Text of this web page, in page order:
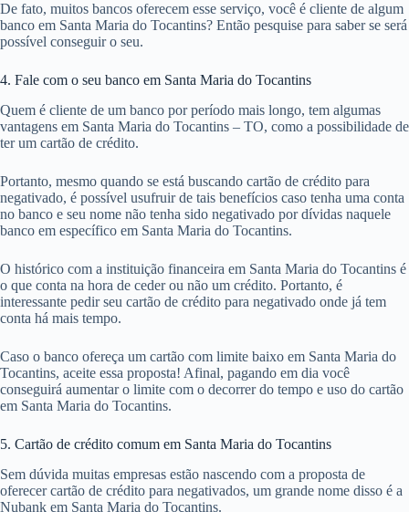
De fato, muitos bancos oferecem esse serviço, você é cliente de algum
banco em Santa Maria do Tocantins? Então pesquise para saber se será
possível conseguir o seu.
4. Fale com o seu banco em Santa Maria do Tocantins
Quem é cliente de um banco por período mais longo, tem algumas
vantagens em Santa Maria do Tocantins – TO, como a possibilidade de
ter um cartão de crédito.
Portanto, mesmo quando se está buscando cartão de crédito para
negativado, é possível usufruir de tais benefícios caso tenha uma conta
no banco e seu nome não tenha sido negativado por dívidas naquele
banco em específico em Santa Maria do Tocantins.
O histórico com a instituição financeira em Santa Maria do Tocantins é
o que conta na hora de ceder ou não um crédito. Portanto, é
interessante pedir seu cartão de crédito para negativado onde já tem
conta há mais tempo.
Caso o banco ofereça um cartão com limite baixo em Santa Maria do
Tocantins, aceite essa proposta! Afinal, pagando em dia você
conseguirá aumentar o limite com o decorrer do tempo e uso do cartão
em Santa Maria do Tocantins.
5. Cartão de crédito comum em Santa Maria do Tocantins
Sem dúvida muitas empresas estão nascendo com a proposta de
oferecer cartão de crédito para negativados, um grande nome disso é a
Nubank em Santa Maria do Tocantins.